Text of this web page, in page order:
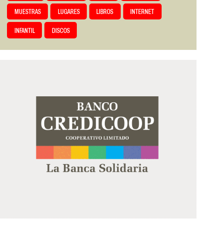
MUESTRAS LUGARES LIBROS INTERNET
INFANTIL DISCOS